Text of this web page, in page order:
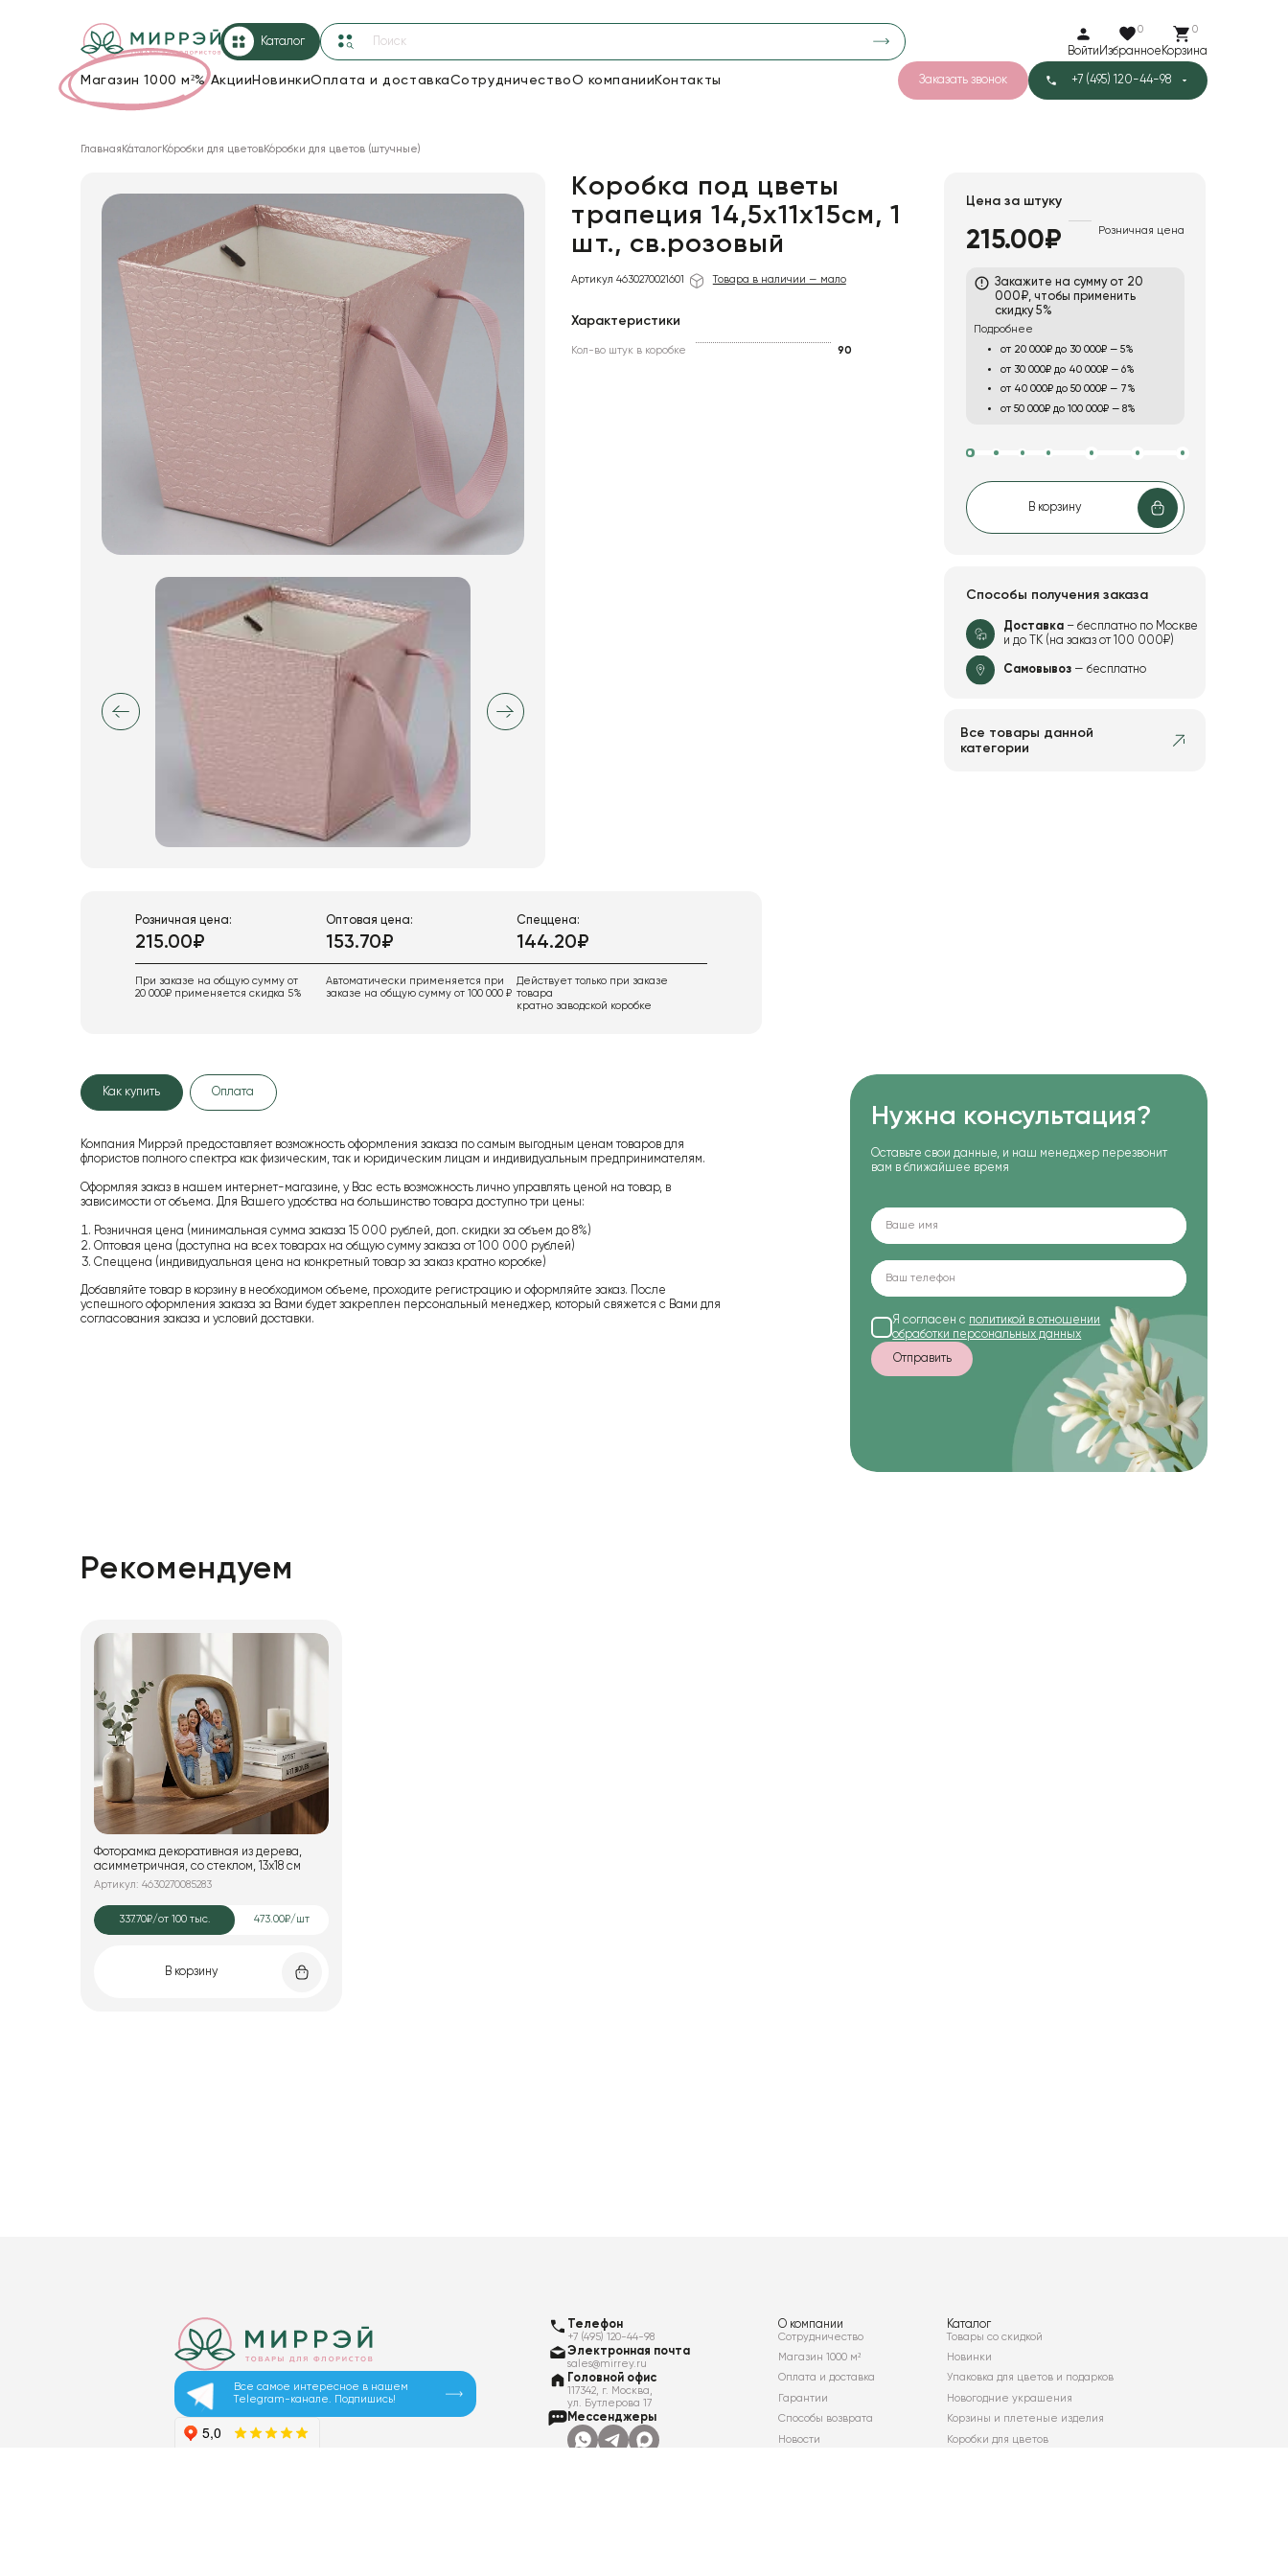
Каталог
Войти
0
Избранное
0
Корзина
Магазин 1000 м²%Акции НовинкиОплата и доставкаСотрудничествоО компании Контакты Заказать звонок +7 (495) 120-44-98
18
Сетка6
Корзины и плетеные изделия
Коробки для цветов
Декор для дома
Товары для флористов
Пакеты для цветов и подарков
Искусственные цветы и растения
Декоративные вазы, кашпо
Свечи
Изделия из металла
Главная КаталогКоробки для цветовКоробки для цветов (штучные)
Коробка под цветы
трапеция 14,5x11х15см, 1
шт., св.розовый
Артикул 4630270021601 Товара в наличии — мало
Характеристики
Кол-во штук в коробке 90
Розничная цена:
215.00₽
При заказе на общую сумму от
20 000₽ применяется скидка 5%
Оптовая цена:
153.70₽
Автоматически применяется при
заказе на общую сумму от 100 000 ₽
Спеццена:
144.20₽
Действует только при заказе
товара
кратно заводской коробке
Цена за штуку
215.00₽ Розничная цена
Закажите на сумму от 20
000₽, чтобы применить
скидку 5%
Подробнее
от 20 000₽ до 30 000₽ — 5%
от 30 000₽ до 40 000₽ — 6%
от 40 000₽ до 50 000₽ — 7%
от 50 000₽ до 100 000₽ — 8%
В корзину
Способы получения заказа
Доставка– бесплатно по Москве
и до ТК (на заказ от 100 000₽)
Самовывоз— бесплатно
Все товары данной
категории
Как купить Оплата
Компания Миррэй предоставляет возможность оформления заказа по самым выгодным ценам товаров для
флористов полного спектра как физическим, так и юридическим лицам и индивидуальным предпринимателям.
Оформляя заказ в нашем интернет-магазине, у Вас есть возможность лично управлять ценой на товар, в
зависимости от объема. Для Вашего удобства на большинство товара доступно три цены:
Розничная цена (минимальная сумма заказа 15 000 рублей, доп. скидки за объем до 8%)
Оптовая цена (доступна на всех товарах на общую сумму заказа от 100 000 рублей)
Спеццена (индивидуальная цена на конкретный товар за заказ кратно коробке)
Добавляйте товар в корзину в необходимом объеме, проходите регистрацию и оформляйте заказ. После
успешного оформления заказа за Вами будет закреплен персональный менеджер, который свяжется с Вами для
согласования заказа и условий доставки.
Нужна консультация?
Оставьте свои данные, и наш менеджер перезвонит
вам в ближайшее время
Я согласен с политикой в отношении
обработки персональных данных
Отправить
Рекомендуем
Фоторамка декоративная из дерева,
асимметричная, со стеклом, 13x18 см
Артикул: 4630270085283
337.70₽/от 100 тыс. 473.00₽/шт
В корзину
Все самое интересное в нашем
Telegram-канале. Подпишись!
Телефон
+7 (495) 120-44-98
Электронная почта
sales@mirrey.ru
Головной офис
117342, г. Москва,
ул. Бутлерова 17
Мессенджеры
О компании
Сотрудничество
Магазин 1000 м²
Оплата и доставка
Гарантии
Способы возврата
Новости
Каталог
Товары со скидкой
Новинки
Упаковка для цветов и подарков
Новогодние украшения
Корзины и плетеные изделия
Коробки для цветов